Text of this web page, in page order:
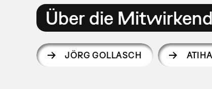
Über die
JÖRG GOLLASCH